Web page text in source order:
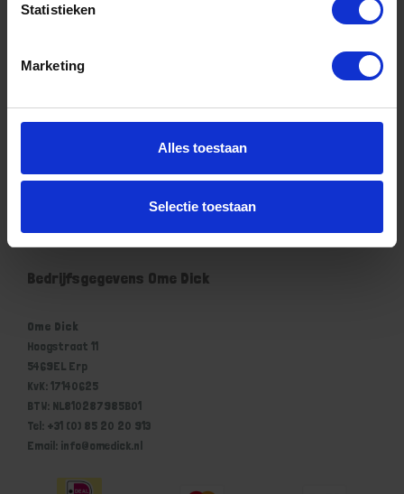
Statistieken
Marketing
Alles toestaan
Selectie toestaan
Privacyverklaring Ome Dick
Klantenservice Ome Dick
Winkelwagen
Bedrijfsgegevens Ome Dick
Ome Dick
Hoogstraat 11
5469EL Erp
KvK: 17140625
BTW: NL810287985B01
Tel: +31 (0) 85 20 20 913
Email: info@omedick.nl